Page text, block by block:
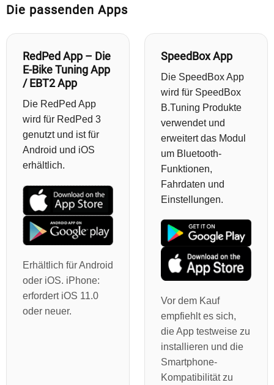
Die passenden Apps
RedPed App – Die
E-Bike Tuning App
/ EBT2 App
Die RedPed App
wird für RedPed 3
genutzt und ist für
Android und iOS
erhältlich.
Erhältlich für Android
oder iOS. iPhone:
erfordert iOS 11.0
oder neuer.
SpeedBox App
Die SpeedBox App
wird für SpeedBox
B.Tuning Produkte
verwendet und
erweitert das Modul
um Bluetooth-
Funktionen,
Fahrdaten und
Einstellungen.
Vor dem Kauf
empfiehlt es sich,
die App testweise zu
installieren und die
Smartphone-
Kompatibilität zu